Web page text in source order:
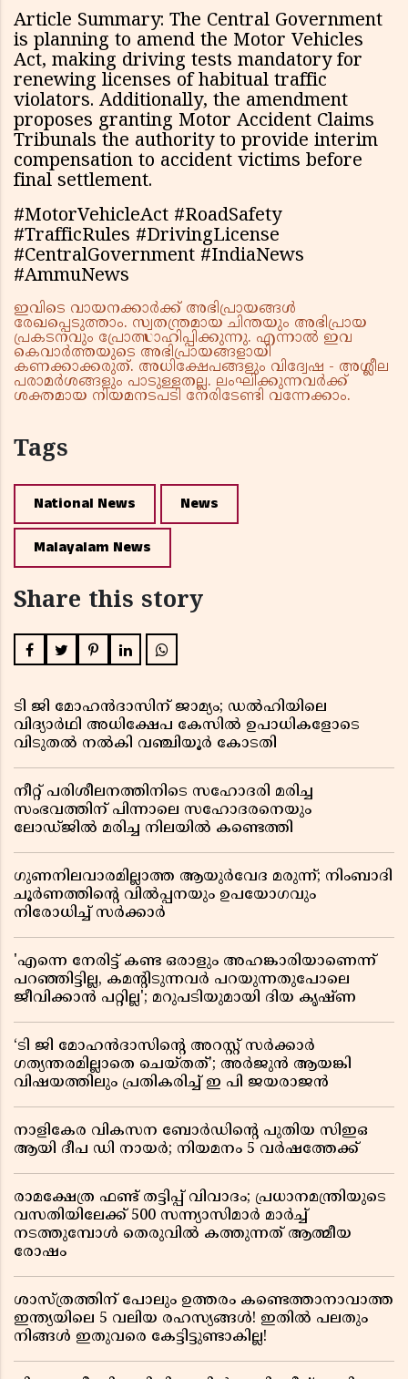
Article Summary: The Central Government
is planning to amend the Motor Vehicles
Act, making driving tests mandatory for
renewing licenses of habitual traffic
violators. Additionally, the amendment
proposes granting Motor Accident Claims
Tribunals the authority to provide interim
compensation to accident victims before
final settlement.
#MotorVehicleAct #RoadSafety
#TrafficRules #DrivingLicense
#CentralGovernment #IndiaNews
#AmmuNews
ഇവിടെ വായനക്കാർക്ക് അഭിപ്രായങ്ങൾ
രേഖപ്പെടുത്താം. സ്വതന്ത്രമായ ചിന്തയും അഭിപ്രായ
പ്രകടനവും പ്രോത്സാഹിപ്പിക്കുന്നു. എന്നാൽ ഇവ
കെവാർത്തയുടെ അഭിപ്രായങ്ങളായി
കണക്കാക്കരുത്. അധിക്ഷേപങ്ങളും വിദ്വേഷ - അശ്ലീല
പരാമർശങ്ങളും പാടുള്ളതല്ല. ലംഘിക്കുന്നവർക്ക്
ശക്തമായ നിയമനടപടി നേരിടേണ്ടി വന്നേക്കാം.
Tags
National News News
Malayalam News
Share this story
ടി ജി മോഹൻദാസിന് ജാമ്യം; ഡൽഹിയിലെ
വിദ്യാർഥി അധിക്ഷേപ കേസിൽ ഉപാധികളോടെ
വിടുതൽ നൽകി വഞ്ചിയൂർ കോടതി
നീറ്റ് പരിശീലനത്തിനിടെ സഹോദരി മരിച്ച
സംഭവത്തിന് പിന്നാലെ സഹോദരനെയും
ലോഡ്ജിൽ മരിച്ച നിലയിൽ കണ്ടെത്തി
ഗുണനിലവാരമില്ലാത്ത ആയുർവേദ മരുന്ന്; നിംബാദി
ചൂർണത്തിൻ്റെ വിൽപ്പനയും ഉപയോഗവും
നിരോധിച്ച് സർക്കാർ
'എന്നെ നേരിട്ട് കണ്ട ഒരാളും അഹങ്കാരിയാണെന്ന്
പറഞ്ഞിട്ടില്ല, കമൻ്റിടുന്നവർ പറയുന്നതുപോലെ
ജീവിക്കാൻ പറ്റില്ല'; മറുപടിയുമായി ദിയ കൃഷ്ണ
‘ടി ജി മോഹൻദാസിൻ്റെ അറസ്റ്റ് സർക്കാർ
ഗത്യന്തരമില്ലാതെ ചെയ്തത്’; അർജുൻ ആയങ്കി
വിഷയത്തിലും പ്രതികരിച്ച് ഇ പി ജയരാജൻ
നാളികേര വികസന ബോർഡിൻ്റെ പുതിയ സിഇഒ
ആയി ദീപ ഡി നായർ; നിയമനം 5 വർഷത്തേക്ക് ​​​​​​​
രാമക്ഷേത്ര ഫണ്ട് തട്ടിപ്പ് വിവാദം; പ്രധാനമന്ത്രിയുടെ
വസതിയിലേക്ക് 500 സന്ന്യാസിമാർ മാർച്ച്
നടത്തുമ്പോൾ തെരുവിൽ കത്തുന്നത് ആത്മീയ
രോഷം
ശാസ്ത്രത്തിന് പോലും ഉത്തരം കണ്ടെത്താനാവാത്ത
ഇന്ത്യയിലെ 5 വലിയ രഹസ്യങ്ങൾ! ഇതിൽ പലതും
നിങ്ങൾ ഇതുവരെ കേട്ടിട്ടുണ്ടാകില്ല!